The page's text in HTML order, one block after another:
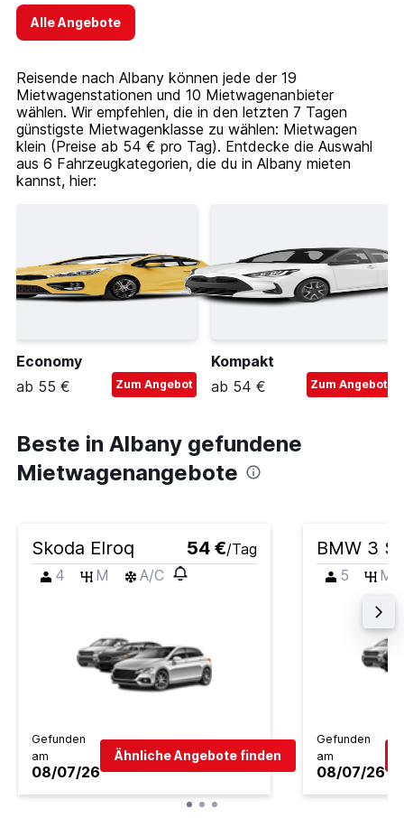
Alle Angebote
Reisende nach Albany können jede der 19
Mietwagenstationen und 10 Mietwagenanbieter
wählen. Wir empfehlen, die in den letzten 7 Tagen
günstigste Mietwagenklasse zu wählen: Mietwagen
klein (Preise ab 54 € pro Tag). Entdecke die Auswahl
aus 6 Fahrzeugkategorien, die du in Albany mieten
kannst, hier:
Economy
ab 55 €
Zum Angebot
Kompakt
ab 54 €
Zum Angebot
Beste in Albany gefundene
Mietwagenangebote
Skoda Elroq 54 €/Tag
4
M A/C
Gefunden
am
08/07/26
Ähnliche Angebote finden
BMW 3
5 M
Gefunden
am
08/07/26